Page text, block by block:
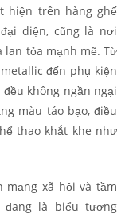
hiện trên hàng ghế
diện, cũng là nơi
lan tỏa mạnh mẽ. Từ
đến phụ kiện
không ngần ngại
màu táo bạo, điều
thao khắt khe như
mạng xã hội và tầm
đang là biểu tượng